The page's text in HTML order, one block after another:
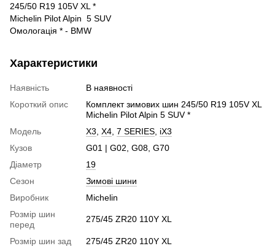
245/50 R19 105V XL *
Michelin Pilot Alpin 5 SUV
Омологація * - BMW
Характеристики
Наявність
В наявності
Короткий опис
Комплект зимових шин 245/50 R19 105V XL
Michelin Pilot Alpin 5 SUV *
Модель
X3 X4 7 SERIES iX3
Кузов
G01 | G02, G08, G70
Діаметр
19
Сезон
Зимові шини
Виробник
Michelin
Розмір шин
перед
275/45 ZR20 110Y XL
Розмір шин зад 275/45 ZR20 110Y XL